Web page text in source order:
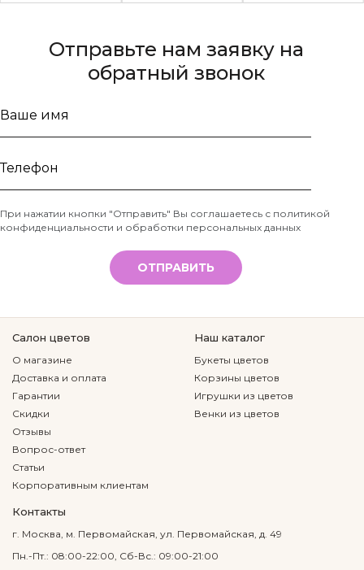
Отправьте нам заявку на
обратный звонок
Ваше
Телефон
*
При нажатии кнопки "Отправить" Вы соглашаетесь с политикой
конфиденциальности и обработки персональных данных
ОТПРАВИТЬ
Салон цветов
О магазине
Доставка и оплата
Гарантии
Скидки
Отзывы
Вопрос-ответ
Статьи
Корпоративным клиентам
Наш каталог
Букеты цветов
Корзины цветов
Игрушки из цветов
Венки из цветов
Контакты
г. Москва, м. Первомайская, ул. Первомайская, д. 49
Пн.-Пт.: 08:00-22:00, Сб-Вс.: 09:00-21:00